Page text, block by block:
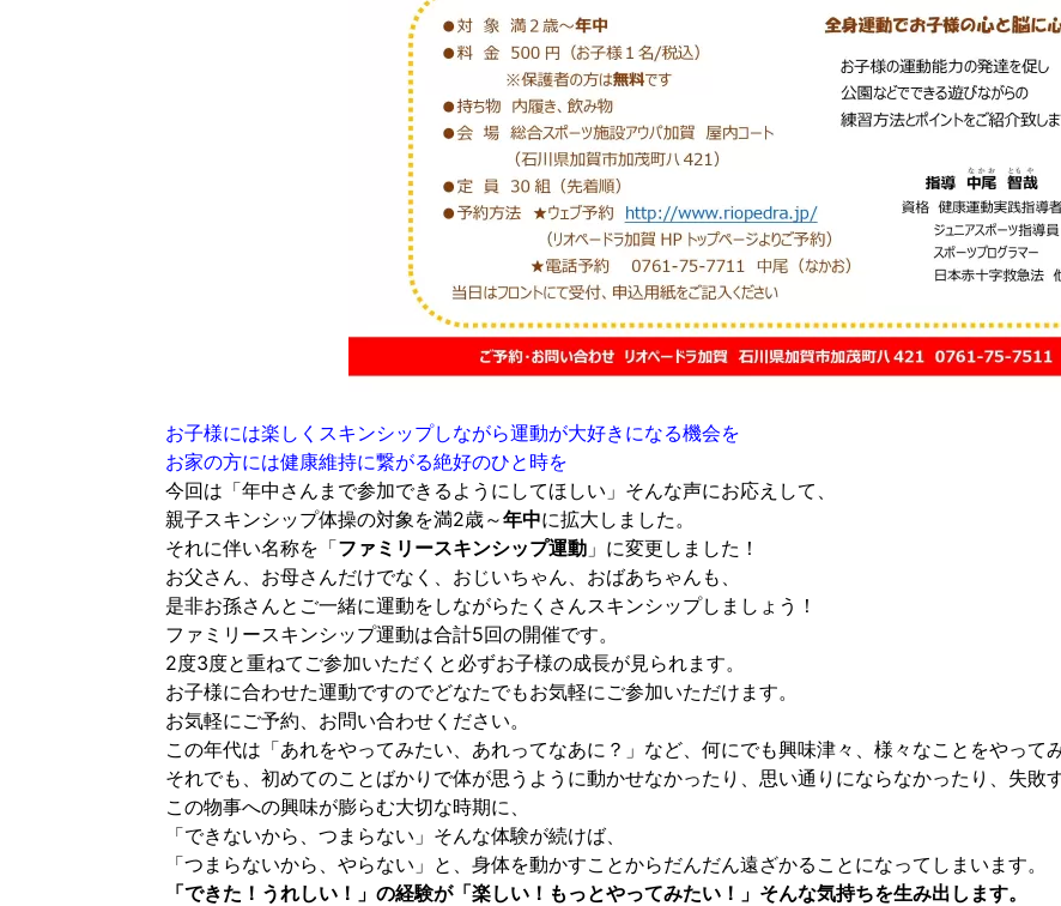
お子様には楽しくスキンシップしながら運動が大好きになる機会を
お家の方には健康維持に繋がる絶好のひと時を
今回は「年中さんまで参加できるようにしてほしい」そんな声にお応えして、
親子スキンシップ体操の対象を満2歳～年中に拡大しました。
それに伴い名称を「ファミリースキンシップ運動 」に変更しました！
お父さん、お母さんだけでなく、おじいちゃん、おばあちゃんも、
是非お孫さんとご一緒に運動をしながらたくさんスキンシップしましょう！
ファミリースキンシップ運動は合計5回の開催です。
2度3度と重ねてご参加いただくと必ずお子様の成長が見られます。
お子様に合わせた運動ですのでどなたでもお気軽にご参加いただけます。
お気軽にご予約、お問い合わせください。
この年代は「あれをやってみたい、あれってなあに？」など、何にでも興味津々、様々なことをやって
それでも、初めてのことばかりで体が思うように動かせなかったり、思い通りにならなかったり、失敗
この物事への興味が膨らむ大切な時期に、
「できないから、つまらない」そんな体験が続けば、
「つまらないから、やらない」と、身体を動かすことからだんだん遠ざかることになってしまいます。
「できた！うれしい！」の経験が「楽しい！もっとやってみたい！」そんな気持ちを生み出します。